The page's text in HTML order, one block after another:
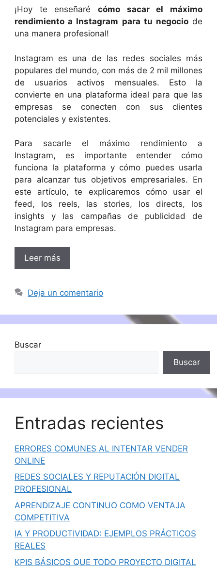
¡Hoy te enseñaré cómo sacar el máximo
rendimiento a Instagram para tu negociode
una manera profesional!
Instagram es una de las redes sociales más
populares del mundo, con más de 2 mil millones
de usuarios activos mensuales. Esto la
convierte en una plataforma ideal para que las
empresas se conecten con sus clientes
potenciales y existentes.
Para sacarle el máximo rendimiento a
Instagram, es importante entender cómo
funciona la plataforma y cómo puedes usarla
para alcanzar tus objetivos empresariales. En
este artículo, te explicaremos cómo usar el
feed, los reels, las stories, los directs, los
insights y las campañas de publicidad de
Instagram para empresas.
Leer más
Deja un comentario
Buscar
Buscar
Entradas recientes
ERRORES COMUNES AL INTENTAR VENDER
ONLINE
REDES SOCIALES Y REPUTACIÓN DIGITAL
PROFESIONAL
APRENDIZAJE CONTINUO COMO VENTAJA
COMPETITIVA
IA Y PRODUCTIVIDAD: EJEMPLOS PRÁCTICOS
REALES
KPIS BÁSICOS QUE TODO PROYECTO DIGITAL